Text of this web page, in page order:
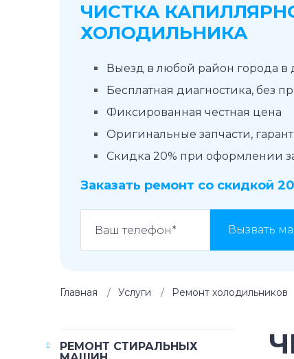
ЧИСТКА
ХОЛОДИЛЬНИКА
Выезд в любой район города в
Бесплатная диагностика, без
Фиксированная честная цена
Оригинальные запчасти,
Скидка 20% при оформлении
Заказать ремонт со скидкой
Вызвать
Главная Услуги Ремонт холодильников
РЕМОНТ СТИРАЛЬНЫХ